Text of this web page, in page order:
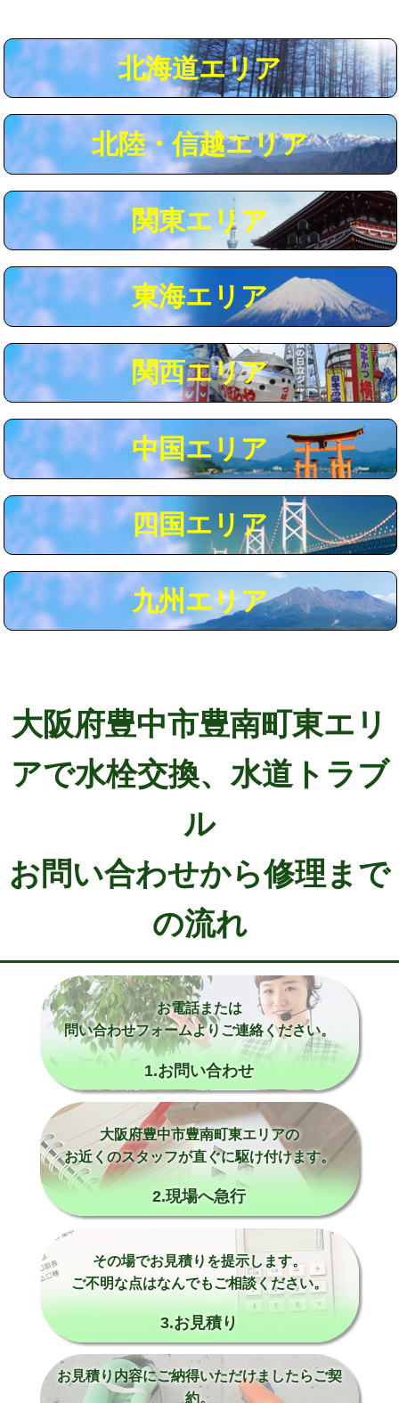
給水管工事※（ライニング鋼管・銅
管・ポリ管・HT管使用/3ｍまで)
44,000円
給水管工事※（ライニング鋼管・銅
+8,800円
マス交換（土の掘削・埋め戻し作業） 11,000円~
マス交換（深さ50㎝以上） 66,000円
コンクリート斫り（厚さ10㎝まで） 27,500円
コンクリート斫り（厚さ10㎝超え） 38,500円
モルタル補修（厚さ10㎝まで） 27,500円
モルタル補修（厚さ10㎝超え） 38,500円
追加人工 16,500円
現場見積
※給水管工事は20mmまでの価格です。
北海道エリア
北陸・信越エリア
関東エリア
東海エリア
関西エリア
中国エリア
四国エリア
九州エリア
大阪府豊中市豊南町東エリ
アで水栓交換、水道トラブ
ル
お問い合わせから修理まで
の流れ
お電話または
問い合わせフォームよりご連絡ください。
1.お問い合わせ
大阪府豊中市豊南町東エリアの
お近くのスタッフが直ぐに駆け付けます。
2.現場へ急行
その場でお見積りを提示します。
ご不明な点はなんでもご相談ください。
3.お見積り
お見積り内容にご納得いただけましたらご契
約。